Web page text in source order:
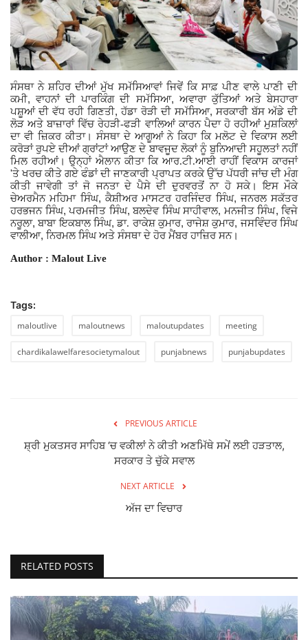
ਸੰਸਥਾ ਨੇ ਸ਼ਹਿਰ ਦੀਆਂ ਮੁੱਖ ਸਮੱਸਿਆਵਾਂ ਜਿਵੇਂ ਕਿ ਸਾਫ਼ ਪੀਣ ਵਾਲੇ ਪਾਣੀ ਦੀ
ਕਮੀ,ਵਾਹਨਾਂ ਦੀ ਪਾਰਕਿੰਗ ਦੀ ਸਮੱਸਿਆ, ਅਵਾਰਾ ਕੁੱਤਿਆਂ ਅਤੇ ਬੇਸਹਾਰਾ
ਪਸ਼ੂਆਂ ਦੀ ਵੱਧ ਰਹੀ ਗਿਣਤੀ,ਹੱਡਾ ਰੋੜੀ ਦੀ ਸਮੱਸਿਆ, ਸਰਕਾਰੀ ਬੱਸ ਅੱਡੇ ਦੀ
ਲੋੜ ਅਤੇ ਬਾਜ਼ਾਰਾਂ ਵਿੱਚ ਰੇਹੜੀ-ਫੜੀ ਵਾਲਿਆਂ ਕਾਰਨ ਪੈਦਾ ਹੋ ਰਹੀਆਂ ਮੁਸ਼ਕਿਲਾਂ
ਦਾ ਵੀ ਜ਼ਿਕਰ ਕੀਤਾ। ਸੰਸਥਾ ਦੇ ਆਗੂਆਂ ਨੇ ਕਿਹਾ ਕਿ ਮਲੋਟ ਦੇ ਵਿਕਾਸ ਲਈ
ਕਰੋੜਾਂ ਰੁਪਏ ਦੀਆਂ ਗ੍ਰਾਂਟਾਂ ਆਉਣ ਦੇ ਬਾਵਜੂਦ ਲੋਕਾਂ ਨੂੰ ਬੁਨਿਆਦੀ ਸਹੂਲਤਾਂ ਨਹੀਂ
ਮਿਲ ਰਹੀਆਂ। ਉਨ੍ਹਾਂ ਐਲਾਨ ਕੀਤਾ ਕਿ ਆਰ.ਟੀ.ਆਈ ਰਾਹੀਂ ਵਿਕਾਸ ਕਾਰਜਾਂ
'ਤੇ ਖਰਚ ਕੀਤੇ ਗਏ ਫੰਡਾਂ ਦੀ ਜਾਣਕਾਰੀ ਪ੍ਰਾਪਤ ਕਰਕੇ ਉੱਚ ਪੱਧਰੀ ਜਾਂਚ ਦੀ ਮੰਗ
ਕੀਤੀ ਜਾਵੇਗੀ ਤਾਂ ਜੋ ਜਨਤਾ ਦੇ ਪੈਸੇ ਦੀ ਦੁਰਵਰਤੋਂ ਨਾ ਹੋ ਸਕੇ। ਇਸ ਮੌਕੇ
ਚੇਅਰਮੈਨ ਮਹਿਮਾ ਸਿੰਘ, ਕੈਸ਼ੀਅਰ ਮਾਸਟਰ ਹਰਜਿੰਦਰ ਸਿੰਘ, ਜਨਰਲ ਸਕੱਤਰ
ਹਰਭਜਨ ਸਿੰਘ,ਪਰਮਜੀਤ ਸਿੰਘ,ਬਲਦੇਵ ਸਿੰਘ ਸਾਹੀਵਾਲ, ਮਨਜੀਤ ਸਿੰਘ,ਵਿਜੇ
ਨਰੂਲਾ,ਬਾਬਾ ਇਕਬਾਲ ਸਿੰਘ,ਡਾ. ਰਾਕੇਸ਼ ਕੁਮਾਰ,ਰਾਜੇਸ਼ ਕੁਮਾਰ, ਜਸਵਿੰਦਰ ਸਿੰਘ
ਵਾਲੀਆ, ਨਿਰਮਲ ਸਿੰਘ ਅਤੇ ਸੰਸਥਾ ਦੇ ਹੋਰ ਮੈਂਬਰ ਹਾਜ਼ਿਰ ਸਨ।
Author : Malout Live
Tags:
maloutlive
maloutnews maloutupdates meeting
chardikalawelfaresocietymalout punjabnews punjabupdates
PREVIOUS ARTICLE
ਸ਼੍ਰੀ ਮੁਕਤਸਰ ਸਾਹਿਬ ‘ਚ ਵਕੀਲਾਂ ਨੇ ਕੀਤੀ ਅਣਮਿੱਥੇ ਸਮੇਂ ਲਈ ਹੜਤਾਲ,
ਸਰਕਾਰ ਤੇ ਚੁੱਕੇ ਸਵਾਲ
NEXT ARTICLE
ਅੱਜ ਦਾ ਵਿਚਾਰ
RELATED POSTS